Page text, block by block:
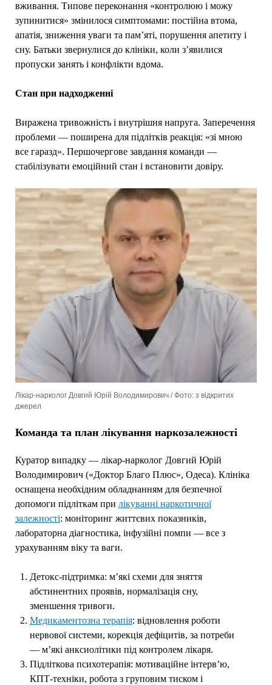
вживання. Типове переконання «контролюю і можу
зупинитися» змінилося симптомами: постійна втома,
апатія, зниження уваги та пам’яті, порушення апетиту і
сну. Батьки звернулися до клініки, коли з’явилися
пропуски занять і конфлікти вдома.
Стан при надходженні
Виражена тривожність і внутрішня напруга. Заперечення
проблеми — поширена для підлітків реакція: «зі мною
все гаразд». Першочергове завдання команди —
стабілізувати емоційний стан і встановити довіру.
Лікар-нарколог Довгий Юрій Володимирович / Фото: з відкритих
джерел
Команда та план лікування наркозалежності
Куратор випадку — лікар-нарколог Довгий Юрій
Володимирович («Доктор Благо Плюс», Одеса). Клініка
оснащена необхідним обладнанням для безпечної
допомоги підліткам при лікуванні наркотичної
залежності: моніторинг життєвих показників,
лабораторна діагностика, інфузійні помпи — все з
урахуванням віку та ваги.
Детокс-підтримка: м’які схеми для зняття
абстинентних проявів, нормалізація сну,
зменшення тривоги.
Медикаментозна терапія: відновлення роботи
нервової системи, корекція дефіцитів, за потреби
— м’які анксиолітики під контролем лікаря.
Підліткова психотерапія: мотиваційне інтерв’ю,
КПТ-техніки, робота з груповим тиском і